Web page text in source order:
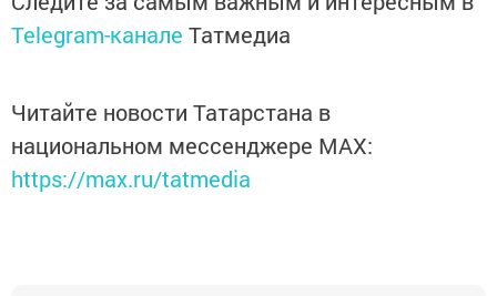
Telegram-канале Татмедиа
Читайте новости Татарстана в
национальном мессенджере MАХ:
https://max.ru/tatmedia